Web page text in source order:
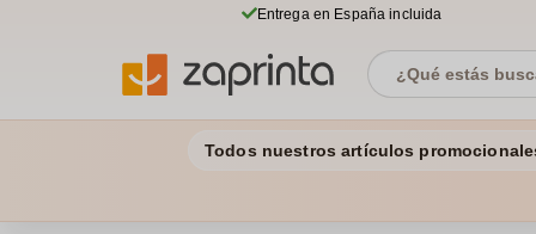
Entrega en España incluida
Todos nuestros artículos